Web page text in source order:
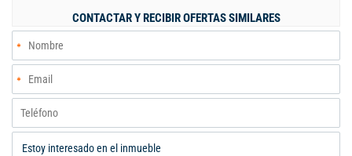
CONTACTAR Y RECIBIR OFERTAS SIMILARES